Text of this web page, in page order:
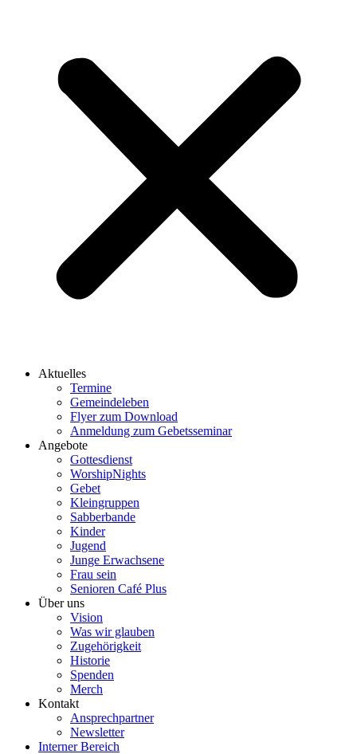
Aktuelles
Termine
Gemeindeleben
Flyer zum Download
Anmeldung zum Gebetsseminar
Angebote
Gottesdienst
WorshipNights
Gebet
Kleingruppen
Sabberbande
Kinder
Jugend
Junge Erwachsene
Frau sein
Senioren Café Plus
Über uns
Vision
Was wir glauben
Zugehörigkeit
Historie
Spenden
Merch
Kontakt
Ansprechpartner
Newsletter
Interner Bereich